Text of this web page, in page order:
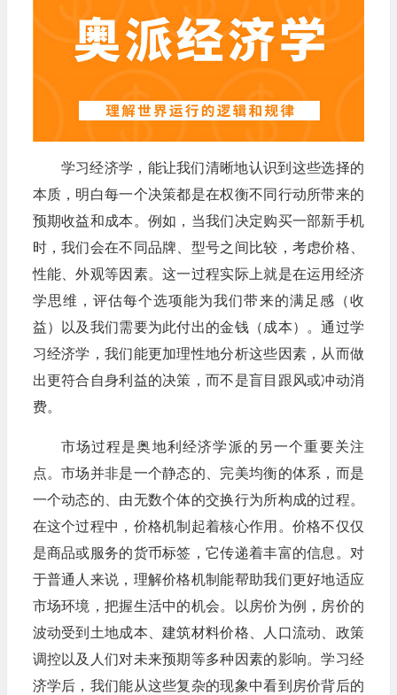
学习经济学，能让我们清晰地认识到这些选择的
本质，明白每一个决策都是在权衡不同行动所带来的
预期收益和成本。例如，当我们决定购买一部新手机
时，我们会在不同品牌、型号之间比较，考虑价格、
性能、外观等因素。这一过程实际上就是在运用经济
学思维，评估每个选项能为我们带来的满足感（收
益）以及我们需要为此付出的金钱（成本）。通过学
习经济学，我们能更加理性地分析这些因素，从而做
出更符合自身利益的决策，而不是盲目跟风或冲动消
费。​
市场过程是奥地利经济学派的另一个重要关注
点。市场并非是一个静态的、完美均衡的体系，而是
一个动态的、由无数个体的交换行为所构成的过程。
在这个过程中，价格机制起着核心作用。价格不仅仅
是商品或服务的货币标签，它传递着丰富的信息。对
于普通人来说，理解价格机制能帮助我们更好地适应
市场环境，把握生活中的机会。以房价为例，房价的
波动受到土地成本、建筑材料价格、人口流动、政策
调控以及人们对未来预期等多种因素的影响。学习经
济学后，我们能从这些复杂的现象中看到房价背后的